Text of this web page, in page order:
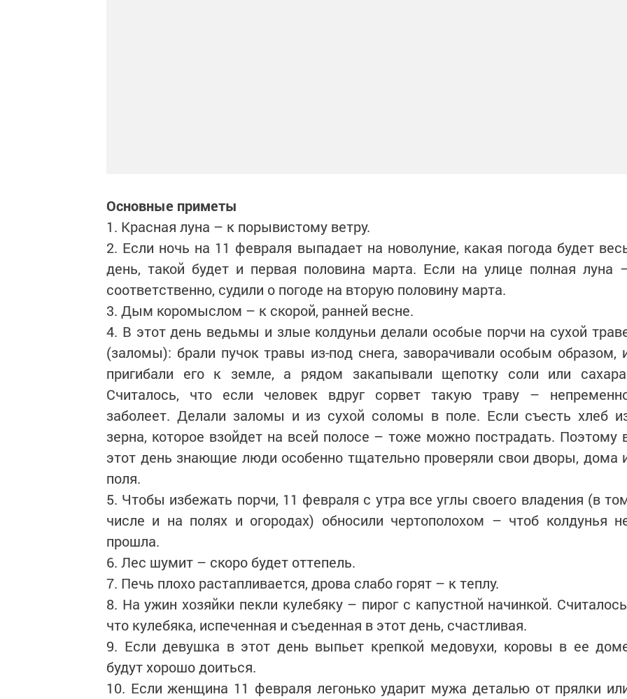
Основные приметы
1. Красная луна – к порывистому ветру.
2. Если ночь на 11 февраля выпадает на новолуние, какая погода будет
день, такой будет и первая половина марта. Если на улице полная луна
соответственно, судили о погоде на вторую половину марта.
3. Дым коромыслом – к скорой, ранней весне.
4. В этот день ведьмы и злые колдуньи делали особые порчи на сухой
(заломы): брали пучок травы из-под снега, заворачивали особым образом,
пригибали его к земле, а рядом закапывали щепотку соли или
Считалось, что если человек вдруг сорвет такую траву –
заболеет. Делали заломы и из сухой соломы в поле. Если съесть хлеб
зерна, которое взойдет на всей полосе – тоже можно пострадать. Поэтому
этот день знающие люди особенно тщательно проверяли свои дворы, дома
поля.
5. Чтобы избежать порчи, 11 февраля с утра все углы своего владения (в
числе и на полях и огородах) обносили чертополохом – чтоб колдунья
прошла.
6. Лес шумит – скоро будет оттепель.
7. Печь плохо растапливается, дрова слабо горят – к теплу.
8. На ужин хозяйки пекли кулебяку – пирог с капустной начинкой.
что кулебяка, испеченная и съеденная в этот день, счастливая.
9. Если девушка в этот день выпьет крепкой медовухи, коровы в ее
будут хорошо доиться.
10. Если женщина 11 февраля легонько ударит мужа деталью от прялки